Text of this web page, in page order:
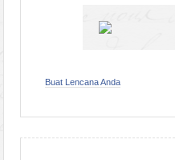
Buat Lencana Anda